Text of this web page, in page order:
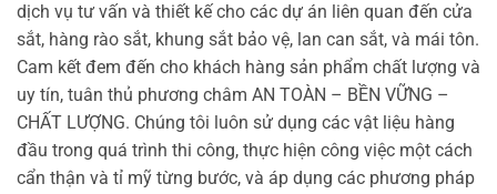
dịch vụ tư vấn và thiết kế cho các dự án liên quan đến cửa
sắt, hàng rào sắt, khung sắt bảo vệ, lan can sắt, và mái tôn.
Cam kết đem đến cho khách hàng sản phẩm chất lượng và
uy tín, tuân thủ phương châm AN TOÀN – BỀN VỮNG –
CHẤT LƯỢNG. Chúng tôi luôn sử dụng các vật liệu hàng
đầu trong quá trình thi công, thực hiện công việc một cách
cẩn thận và tỉ mỹ từng bước, và áp dụng các phương pháp